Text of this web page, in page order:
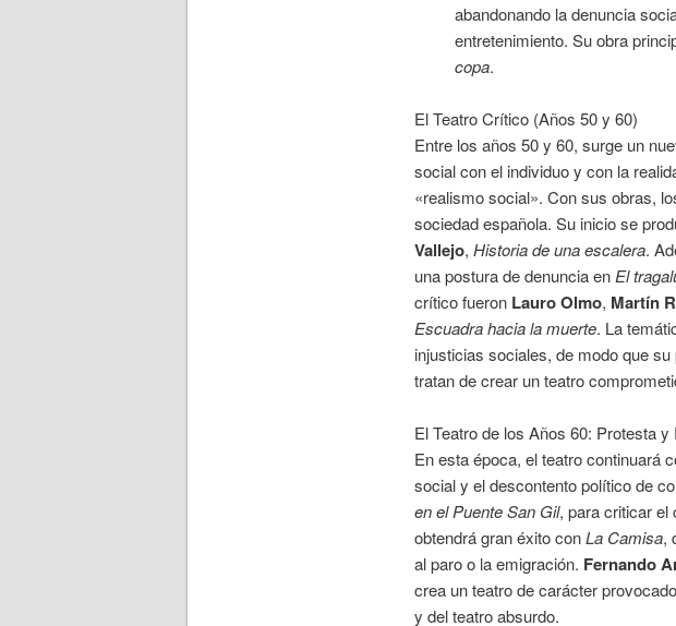
abandonando la denuncia
entretenimiento. Su obra
copa.
El Teatro Crítico (Años 50 y 60)
Entre los años 50 y 60, surge un
social con el individuo y con la
«realismo social». Con sus obras,
sociedad española. Su inicio se
Vallejo, Historia de una escalera.
una postura de denuncia en El
crítico fueron Lauro Olmo, Martín
Escuadra hacia la muerte. La
injusticias sociales, de modo que
tratan de crear un teatro
El Teatro de los Años 60: Protesta y
En esta época, el teatro continuará
social y el descontento político de
en el Puente San Gil, para criticar el
obtendrá gran éxito conLa Camisa,
al paro o la emigración. Fernando
crea un teatro de carácter
y del teatro absurdo.